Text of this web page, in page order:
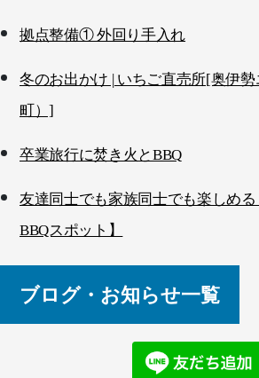
拠点整備① 外回り手入れ
冬のお出かけ | いちご直売所[奥伊
町）]
卒業旅行に焚き火とBBQ
友達同士でも家族同士でも楽しめる
BBQスポット】
ブログ・お知らせ一覧